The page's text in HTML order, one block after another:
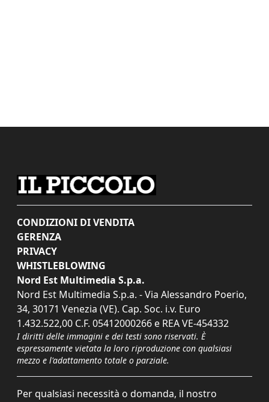
CONDIZIONI DI VENDITA
GERENZA
PRIVACY
WHISTLEBLOWING
Nord Est Multimedia S.p.a.
Nord Est Multimedia S.p.a. - Via Alessandro Poerio,
34, 30171 Venezia (VE). Cap. Soc. i.v. Euro
1.432.522,00 C.F. 05412000266 e REA VE-454332
I diritti delle immagini e dei testi sono riservati. È
espressamente vietata la loro riproduzione con qualsiasi
mezzo e l'adattamento totale o parziale.
Per qualsiasi necessità o domanda, il nostro